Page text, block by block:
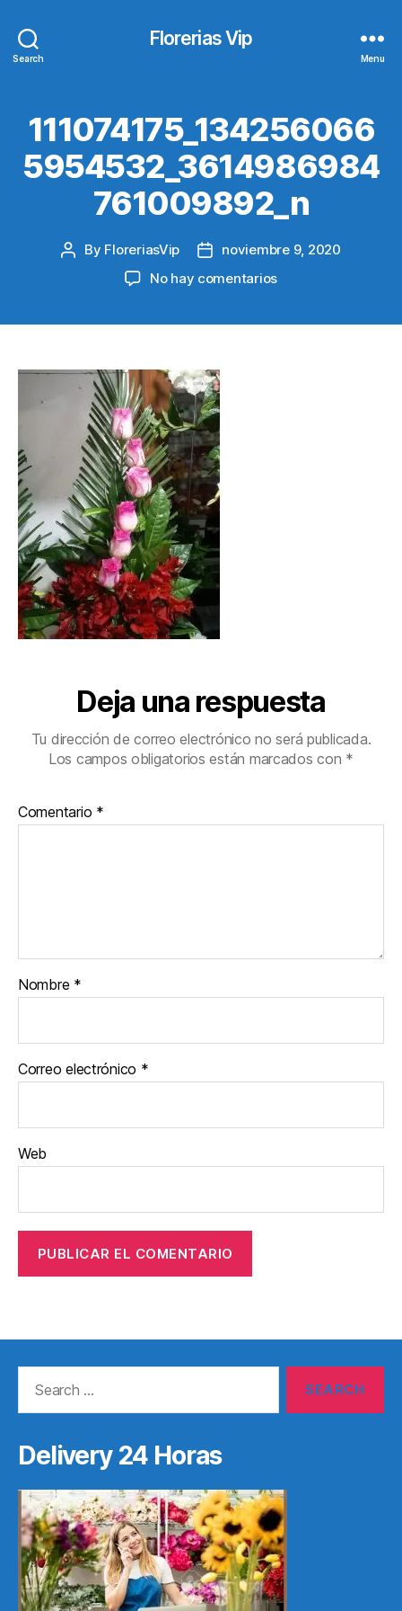
Search
Florerias Vip
Menu
111074175_134256066
5954532_3614986984
761009892_n
Post
By FloreriasVip
Postnoviembre 9, 2020
No hay comentariosen
Deja una respuesta
Tu dirección de correo electrónico no será publicada.
Los campos obligatorios están marcados con *
Comentario *
Nombre *
Correo electrónico *
Web
Delivery 24 Horas